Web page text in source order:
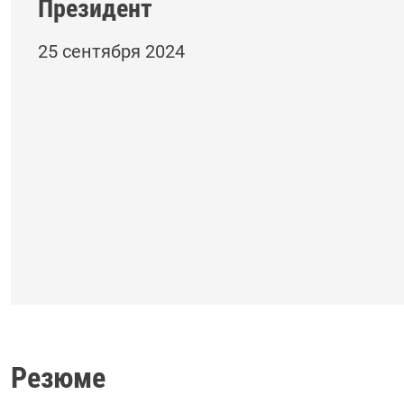
Президент
25 сентября 2024
Резюме